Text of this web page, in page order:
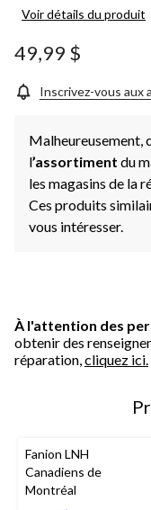
Voir détails du produit
49,99 $
Inscrivez-vous aux
Malheureusement,
l’assortiment du
les magasins de la
Ces produits
vous intéresser.
À l'attention des
obtenir des
réparation,cliquez ici.
Fanion LNH
Canadiens de
Montréal